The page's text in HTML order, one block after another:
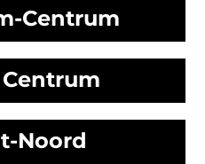
Centrum
Noord